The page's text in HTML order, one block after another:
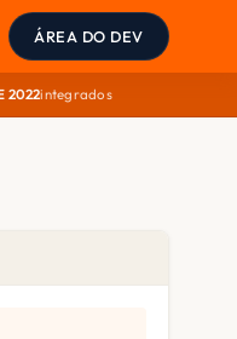
ÁREA DO DEV
2022integrados